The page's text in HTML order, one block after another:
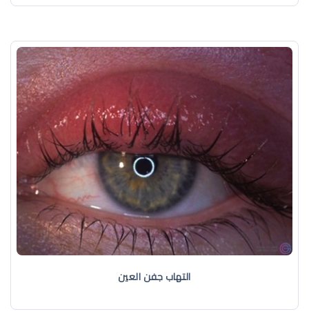
التهاب جفن العين